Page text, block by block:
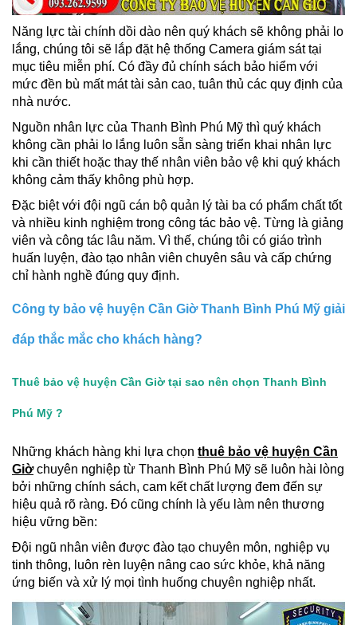
Năng lực tài chính dồi dào nên quý khách sẽ không phải lo
lắng, chúng tôi sẽ lắp đặt hệ thống Camera giám sát tại
mục tiêu miễn phí. Có đầy đủ chính sách bảo hiểm với
mức đền bù mất mát tài sản cao, tuân thủ các quy định của
nhà nước.
Nguồn nhân lực của Thanh Bình Phú Mỹ thì quý khách
không cần phải lo lắng luôn sẵn sàng triển khai nhân lực
khi cần thiết hoặc thay thế nhân viên bảo vệ khi quý khách
không cảm thấy không phù hợp.
Đặc biệt với đội ngũ cán bộ quản lý tài ba có phẩm chất tốt
và nhiều kinh nghiệm trong công tác bảo vệ. Từng là giảng
viên và công tác lâu năm. Vì thế, chúng tôi có giáo trình
huấn luyện, đào tạo nhân viên chuyên sâu và cấp chứng
chỉ hành nghề đúng quy định.
Công ty bảo vệ huyện Cần Giờ Thanh Bình Phú Mỹ giải
đáp thắc mắc cho khách hàng?
Thuê bảo vệ huyện Cần Giờ tại sao nên chọn Thanh Bình
Phú Mỹ ?
Những khách hàng khi lựa chọn thuê bảo vệ huyện Cần
Giờchuyên nghiệp từ Thanh Bình Phú Mỹ sẽ luôn hài lòng
bởi những chính sách, cam kết chất lượng đem đến sự
hiệu quả rõ ràng. Đó cũng chính là yếu làm nên thương
hiệu vững bền:
Đội ngũ nhân viên được đào tạo chuyên môn, nghiệp vụ
tinh thông, luôn rèn luyện nâng cao sức khỏe, khả năng
ứng biến và xử lý mọi tình huống chuyên nghiệp nhất.